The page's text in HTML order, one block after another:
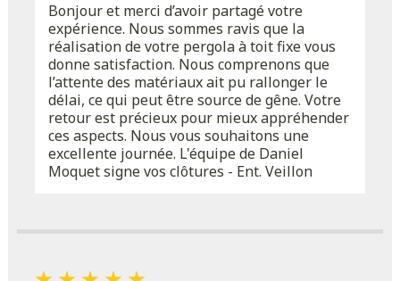
Bonjour et merci d’avoir partagé votre
expérience. Nous sommes ravis que la
réalisation de votre pergola à toit fixe vous
donne satisfaction. Nous comprenons que
l’attente des matériaux ait pu rallonger le
délai, ce qui peut être source de gêne. Votre
retour est précieux pour mieux appréhender
ces aspects. Nous vous souhaitons une
excellente journée. L'équipe de Daniel
Moquet signe vos clôtures - Ent. Veillon